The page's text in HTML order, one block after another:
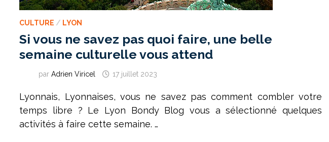
CULTURE / LYON
Si vous ne savez pas quoi faire, une belle
semaine culturelle vous attend
parAdrien Viricel 17 juillet 2023
Lyonnais, Lyonnaises, vous ne savez pas comment combler votre
temps libre ? Le Lyon Bondy Blog vous a sélectionné quelques
activités à faire cette semaine. …